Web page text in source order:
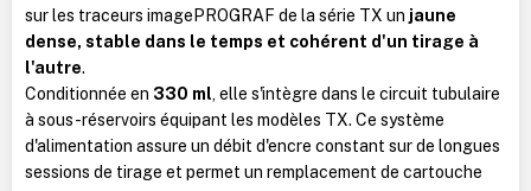
sur les traceurs imagePROGRAF de la série TX un jaune
dense, stable dans le temps et cohérent d'un tirage à
l'autre.
Conditionnée en 330 ml, elle s'intègre dans le circuit tubulaire
à sous-réservoirs équipant les modèles TX. Ce système
d'alimentation assure un débit d'encre constant sur de longues
sessions de tirage et permet un remplacement de cartouche